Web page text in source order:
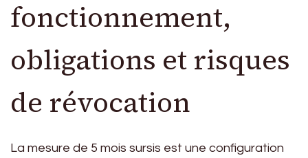
fonctionnement,
obligations et risques
de révocation
La mesure de 5 mois sursis est une configuration